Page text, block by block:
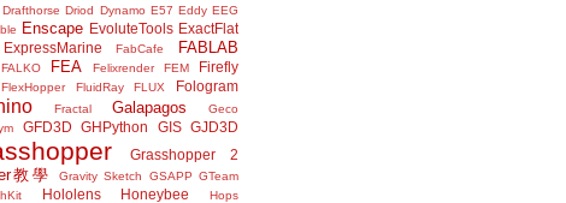
Drafthorse Driod Dynamo E57 Eddy EEG
Enscape EvoluteTools ExactFlat
ExpressMarine FabCafe FABLAB
FALKO FEA Felixrender FEM Firefly
FlexHopper FluidRay FLUX Fologram
Fractal Galapagos
Geco
GFD3D GHPython GIS GJD3D
Grasshopper 2
教學 Gravity Sketch GSAPP GTeam
Hololens Honeybee
Hops